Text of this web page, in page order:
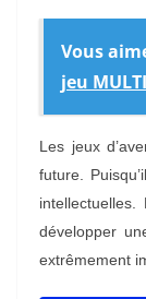
Vous
jeu
Les jeux
future.
développer
extrêmement